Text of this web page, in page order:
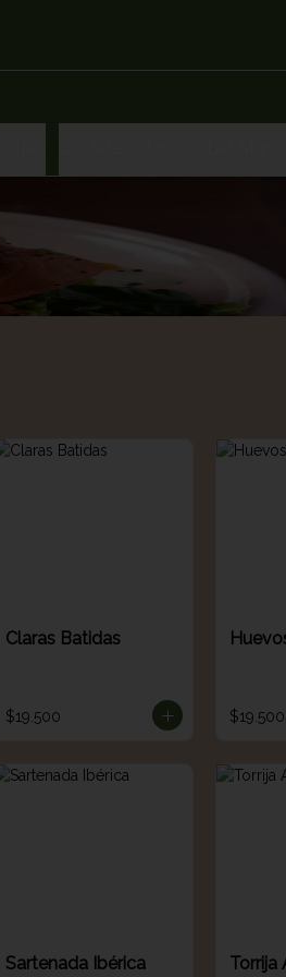
Claras Batidas
$19.500 $19.500
Sartenada Ibérica Torrija